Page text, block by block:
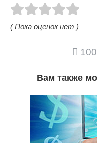
( Пока оценок нет )
Вам также